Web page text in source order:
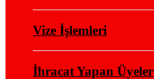
Vize İşlemleri
İhracat Yapan Üyeler